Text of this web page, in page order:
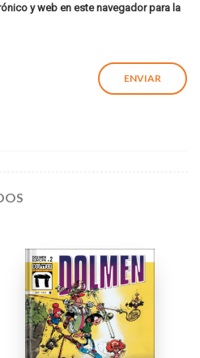
y web en este navegador para la